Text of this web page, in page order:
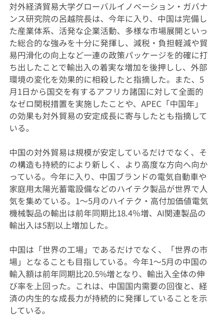
対外経済貿易大学グローバルイノベーション・ガバナ
ンス研究院の呂越院長は、今年に入り、中国は完備し
た産業体系、活発な企業活動、多様な市場展開といっ
た総合的な強みを十分に発揮し、減税・負担軽減や貿
易円滑化の向上など一連の政策パッケージを的確に打
ち出したことで輸出入の着実な増加を後押しし、外部
環境の変化を効果的に相殺したと指摘した。また、5
月1日から国交を有するアフリカ諸国に対して全面的
なゼロ関税措置を実施したことや、APEC「中国年」
の効果も対外貿易の安定成長に寄与したとも指摘して
いる。
中国の対外貿易は規模が安定しているだけでなく、そ
の構造も持続的により新しく、より高度な方向へ向か
っている。今年に入り、中国ブランドの電気自動車や
家庭用太陽光蓄電設備などのハイテク製品が世界で人
気を集めている。1～5月のハイテク・高付加価値電気
機械製品の輸出は前年同期比18.4％増、AI関連製品の
輸出入は5割以上増加した。
中国は「世界の工場」であるだけでなく、「世界の市
場」となることも目指している。今年1～5月の中国の
輸入額は前年同期比20.5%増となり、輸出入全体の伸
び率を上回った。これは、中国国内需要の回復と、経
済の内生的な成長力が持続的に発揮していることを示
している。